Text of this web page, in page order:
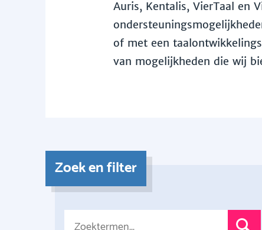
Auris, Kentalis, VierTaal en
of met een
van mogelijkheden die wij
Zoek en filter